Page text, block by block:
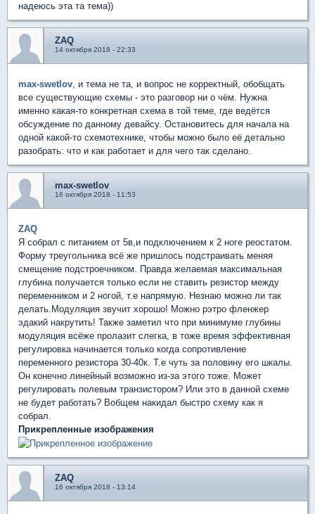
надеюсь эта та тема))
ZAQ
14 октября 2018 - 22:33
max-swetlov, и тема не та, и вопрос не корректный, обобщать
все существующие схемы - это разговор ни о чём. Нужна
именно какая-то конкретная схема в той теме, где ведётся
обсуждение по данному девайсу. Остановитесь для начала на
одной какой-то схемотехнике, чтобы можно было её детально
разобрать: что и как работает и для чего так сделано.
max-swetlov
16 октября 2018 - 11:53
ZAQ
Я собрал с питанием от 5в,и подключением к 2 ноге реостатом.
Форму треугольника всё же пришлось подстраивать меняя
смещение подстроечником. Правда желаемая максимальная
глубина получается только если не ставить резистор между
переменником и 2 ногой, т.е напрямую. Незнаю можно ли так
делать.Модуляция звучит хорошо! Можно рэтро фленжер
эдакий накрутить! Также заметил что при минимуме глубины
модуляция всёже пролазит слегка, в тоже время эффективная
регулировка начинается только когда сопротивление
переменного резистора 30-40к. Т.е чуть за половину его шкалы.
Он конечно линейный возможно из-за этого тоже. Может
регулировать полевым транзистором? Или это в данной схеме
не будет работать? Вобщем накидал быстро схему как я
собрал.
Прикрепленные изображения
ZAQ
16 октября 2018 - 13:14